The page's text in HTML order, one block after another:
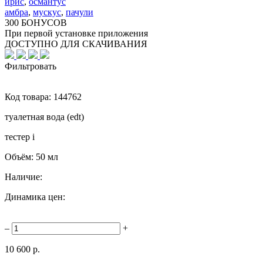
амбра, мускус, пачули
300 БОНУСОВ
При первой установке приложения
ДОСТУПНО ДЛЯ СКАЧИВАНИЯ
Фильтровать
Код товара: 144762
туалетная вода (edt)
тестер i
Объём: 50 мл
Наличие:
Динамика цен:
– +
10 600 р.